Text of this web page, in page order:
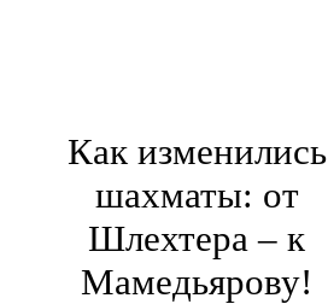
Как изменились
шахматы: от
Шлехтера – к
Мамедьярову!